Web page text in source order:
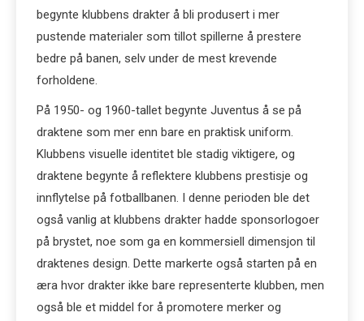
begynte klubbens drakter å bli produsert i mer
pustende materialer som tillot spillerne å prestere
bedre på banen, selv under de mest krevende
forholdene.
På 1950- og 1960-tallet begynte Juventus å se på
draktene som mer enn bare en praktisk uniform.
Klubbens visuelle identitet ble stadig viktigere, og
draktene begynte å reflektere klubbens prestisje og
innflytelse på fotballbanen. I denne perioden ble det
også vanlig at klubbens drakter hadde sponsorlogoer
på brystet, noe som ga en kommersiell dimensjon til
draktenes design. Dette markerte også starten på en
æra hvor drakter ikke bare representerte klubben, men
også ble et middel for å promotere merker og